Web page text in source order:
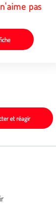
pas
et réagir